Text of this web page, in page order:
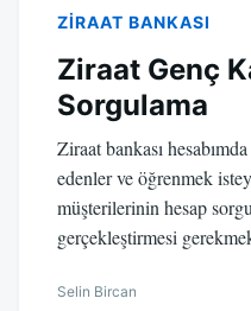
ZIRAAT BANKASI
Ziraat Genç
Sorgulama
Ziraat bankası
edenler ve öğrenmek
müşterilerinin hesap
gerçekleştirmesi
Selin Bircan